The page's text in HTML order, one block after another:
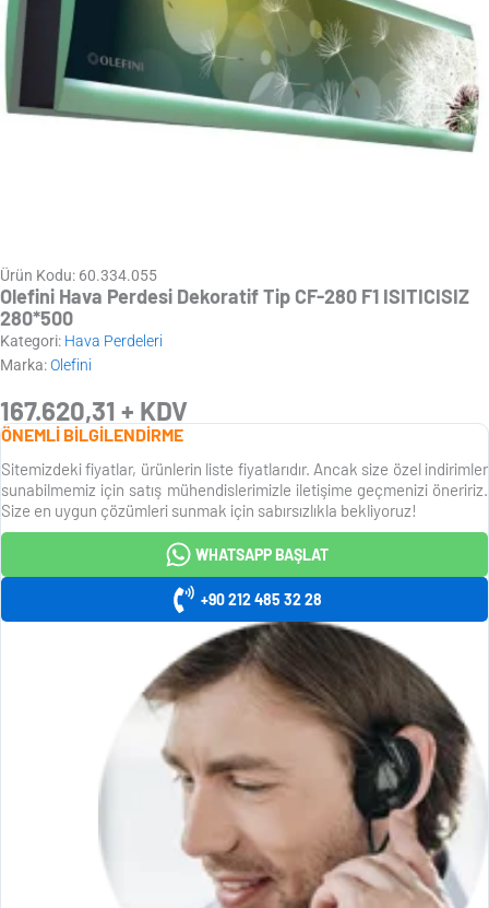
Ürün Kodu: 60.334.055
Olefini Hava Perdesi Dekoratif Tip CF-280 F1 ISITICISIZ
280*500
Kategori: Hava Perdeleri
Marka:Olefini
167.620,31 + KDV
ÖNEMLİ BİLGİLENDİRME
Sitemizdeki fiyatlar, ürünlerin liste fiyatlarıdır. Ancak size özel indirimler
sunabilmemiz için satış mühendislerimizle iletişime geçmenizi öneririz.
Size en uygun çözümleri sunmak için sabırsızlıkla bekliyoruz!
WHATSAPP BAŞLAT
+90 212 485 32 28